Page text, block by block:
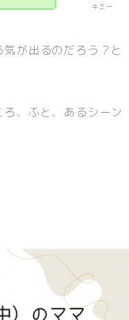
キミー
が出るのだろう？と
、ふと、あるシーン